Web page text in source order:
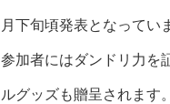
月下旬頃発表となってい
参加者にはダンドリ力を
ルグッズも贈呈されます